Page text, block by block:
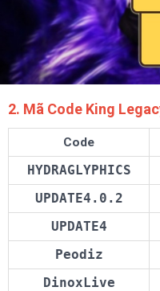
2. Mã Code King
Code
UPDATE4.0.2
UPDATE4
Peodiz
DinoxLive